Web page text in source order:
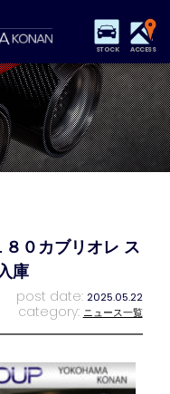
STOCK ACCESS
パーツリスト
アクセスマップ
注文販売
８０カブリオレ ス
庫
post date: 2025.05.22
category: ニュース一覧